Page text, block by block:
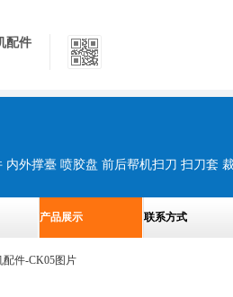
配件
产品展示 联系方式